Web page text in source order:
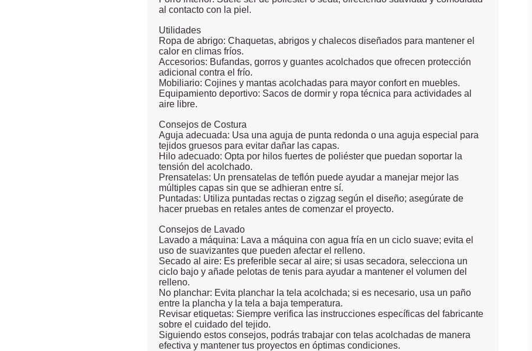
al contacto con la piel.
Utilidades
Ropa de abrigo: Chaquetas, abrigos y chalecos diseñados para mantener el
calor en climas fríos.
Accesorios: Bufandas, gorros y guantes acolchados que ofrecen protección
adicional contra el frío.
Mobiliario: Cojines y mantas acolchadas para mayor confort en muebles.
Equipamiento deportivo: Sacos de dormir y ropa técnica para actividades al
aire libre.
Consejos de Costura
Aguja adecuada: Usa una aguja de punta redonda o una aguja especial para
tejidos gruesos para evitar dañar las capas.
Hilo adecuado: Opta por hilos fuertes de poliéster que puedan soportar la
tensión del acolchado.
Prensatelas: Un prensatelas de teflón puede ayudar a manejar mejor las
múltiples capas sin que se adhieran entre sí.
Puntadas: Utiliza puntadas rectas o zigzag según el diseño; asegúrate de
hacer pruebas en retales antes de comenzar el proyecto.
Consejos de Lavado
Lavado a máquina: Lava a máquina con agua fría en un ciclo suave; evita el
uso de suavizantes que pueden afectar el relleno.
Secado al aire: Es preferible secar al aire; si usas secadora, selecciona un
ciclo bajo y añade pelotas de tenis para ayudar a mantener el volumen del
relleno.
No planchar: Evita planchar la tela acolchada; si es necesario, usa un paño
entre la plancha y la tela a baja temperatura.
Revisar etiquetas: Siempre verifica las instrucciones específicas del fabricante
sobre el cuidado del tejido.
Siguiendo estos consejos, podrás trabajar con telas acolchadas de manera
efectiva y mantener tus proyectos en óptimas condiciones.